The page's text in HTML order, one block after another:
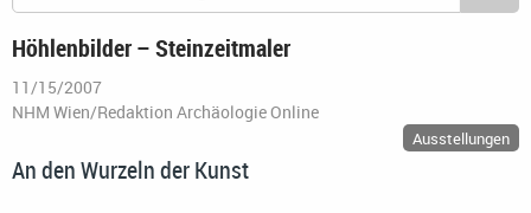
Höhlenbilder – Steinzeitmaler
11/15/2007
NHM Wien/Redaktion Archäologie Online
Ausstellungen
An den Wurzeln der Kunst